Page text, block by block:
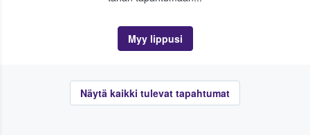
Myy lippusi
Näytä kaikki tulevat tapahtumat